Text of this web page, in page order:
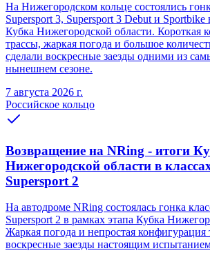
На Нижегородском кольце состоялись
Supersport 3, Supersport 3 Debut и Sportbike
Кубка Нижегородской области. Короткая
трассы, жаркая погода и большое
сделали воскресные заезды одними из
нынешнем сезоне.
7 августа 2026 г.
Российское кольцо
Возвращение на NRing - итоги
Нижегородской области в
Supersport 2
На автодроме NRing состоялась гонка
Supersport 2 в рамках этапа Кубка
Жаркая погода и непростая конфигурация
воскресные заезды настоящим